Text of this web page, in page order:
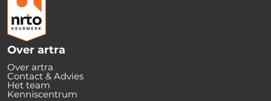
Over artra
Over artra
Contact & Advies
Het team
Kenniscentrum